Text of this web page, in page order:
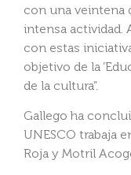
con una veintena
intensa actividad.
con estas
objetivo de la
de la cultura”.
Gallego ha
UNESCO trabaja
Roja y Motril